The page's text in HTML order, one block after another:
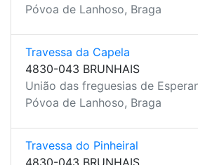
Póvoa de Lanhoso, Braga
Travessa da Capela
4830-043 BRUNHAIS
União das freguesias de
Póvoa de Lanhoso, Braga
Travessa do Pinheiral
4830-043 BRUNHAIS